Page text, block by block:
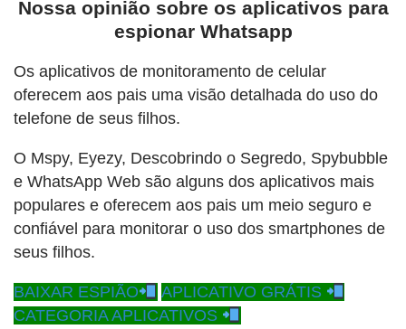
Nossa opinião sobre os aplicativos para
espionar Whatsapp
Os aplicativos de monitoramento de celular
oferecem aos pais uma visão detalhada do uso do
telefone de seus filhos.
O Mspy, Eyezy, Descobrindo o Segredo, Spybubble
e WhatsApp Web são alguns dos aplicativos mais
populares e oferecem aos pais um meio seguro e
confiável para monitorar o uso dos smartphones de
seus filhos.
BAIXAR ESPIÃO
APLICATIVO GRÁTIS
CATEGORIA APLICATIVOS